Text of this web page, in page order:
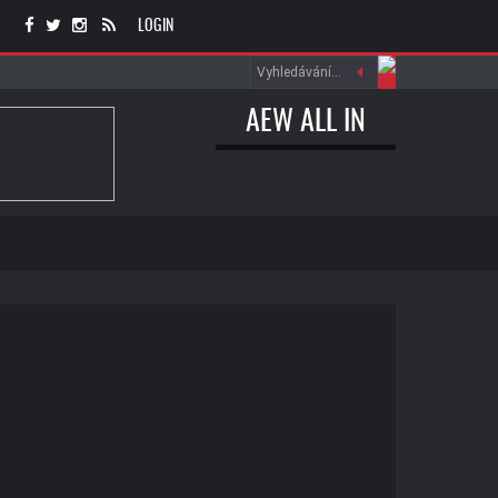
LOGIN
AEW ALL IN